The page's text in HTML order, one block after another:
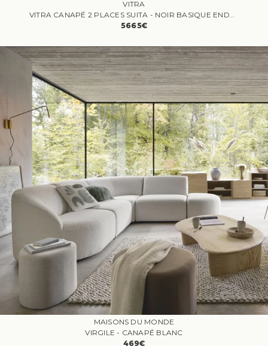
VITRA
VITRA CANAPÉ 2 PLACES SUITA - NOIR BASIQUE ENDUIT DE POUDRE - CORSARO MÉLANGE MARRON FONCÉ - COUSSIN DE DOSSIER CLASSIQUE
5665€
MAISONS DU MONDE
VIRGILE - CANAPÉ BLANC
469€